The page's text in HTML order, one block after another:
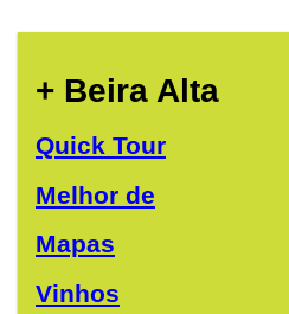
+ Beira Alta
Quick Tour
Melhor de
Mapas
Vinhos